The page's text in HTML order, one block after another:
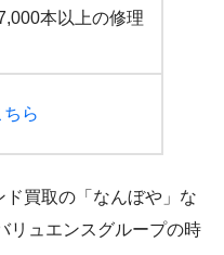
本以上の修理
ら
買取の「なんぼや」な
リュエンスグループの時